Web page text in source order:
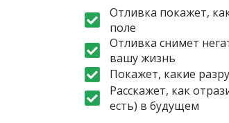
Отливка покажет,
поле
Отливка снимет
вашу жизнь
Покажет, какие
Расскажет, как
есть) в будущем